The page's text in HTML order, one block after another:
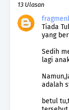
13 Ulasan
Tiada
yang
Sedih
lagi
adalah
betul